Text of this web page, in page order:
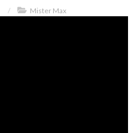
/ Mister Max